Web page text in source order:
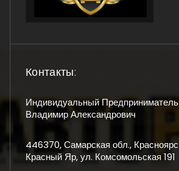
Контакты:
Индивидуальный
Владимир Александрович
446370, Самарская обл.,
Красный Яр, ул. Комсомольская 191